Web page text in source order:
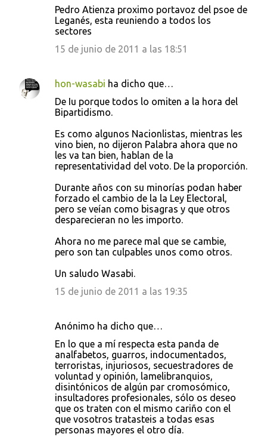
Pedro Atienza proximo portavoz del psoe de
Leganés, esta reuniendo a todos los
sectores
15 de junio de 2011 a las 18:51
hon-wasabi ha dicho que…
De Iu porque todos lo omiten a la hora del
Bipartidismo.
Es como algunos Nacionlistas, mientras les
vino bien, no dijeron Palabra ahora que no
les va tan bien, hablan de la
representatividad del voto. De la proporción.
Durante años con su minorías podan haber
forzado el cambio de la la Ley Electoral,
pero se veían como bisagras y que otros
desparecieran no les importo.
Ahora no me parece mal que se cambie,
pero son tan culpables unos como otros.
Un saludo Wasabi.
15 de junio de 2011 a las 19:35
Anónimo ha dicho que…
En lo que a mí respecta esta panda de
analfabetos, guarros, indocumentados,
terroristas, injuriosos, secuestradores de
voluntad y opinión, lamelibranquios,
disintónicos de algún par cromosómico,
insultadores profesionales, sólo os deseo
que os traten con el mismo cariño con el
que vosotros tratasteis a todas esas
personas mayores el otro día.